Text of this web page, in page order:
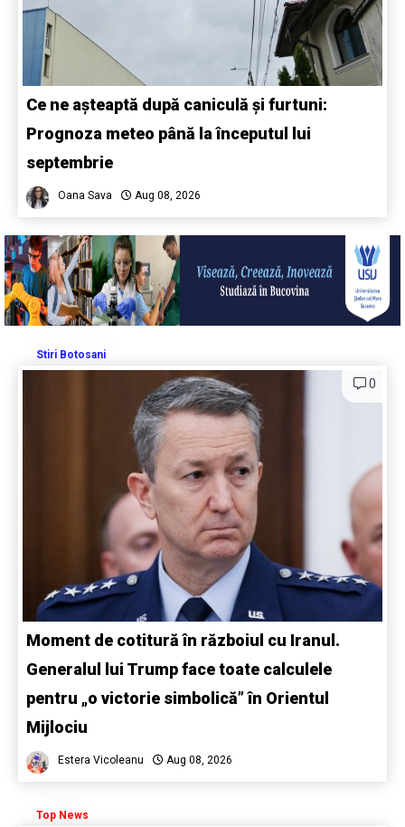
Ce ne așteaptă după caniculă și furtuni:
Prognoza meteo până la începutul lui
septembrie
Oana Sava Aug 08, 2026
Stiri Botosani
0
Moment de cotitură în războiul cu Iranul.
Generalul lui Trump face toate calculele
pentru „o victorie simbolică” în Orientul
Mijlociu
Estera Vicoleanu Aug 08, 2026
Top News